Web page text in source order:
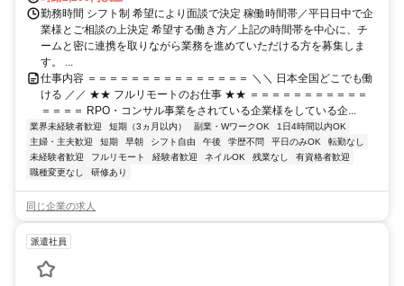
勤務時間 シフト制 希望により面談で決定 稼働時間帯／平日日中で企
業様とご相談の上決定 希望する働き方／上記の時間帯を中心に、チ
ームと密に連携を取りながら業務を進めていただける方を募集しま
す。 ...
仕事内容 ＝＝＝＝＝＝＝＝＝＝＝＝＝＝＝ ＼＼ 日本全国どこでも働
ける ／／ ★★ フルリモートのお仕事 ★★ ＝＝＝＝＝＝＝＝＝＝＝
＝＝＝＝ RPO・コンサル事業をされている企業様をしている企...
業界未経験者歓迎 短期（3ヵ月以内） 副業・WワークOK
1日4時間以内OK
主婦・主夫歓迎
短期 早朝 シフト自由 午後 学歴不問 平日のみOK
転勤なし
未経験者歓迎
フルリモート 経験者歓迎 ネイルOK 残業なし
有資格者歓迎
職種変更なし
研修あり
同じ企業の求人
派遣社員